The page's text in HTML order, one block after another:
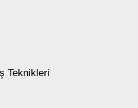
Teknikleri